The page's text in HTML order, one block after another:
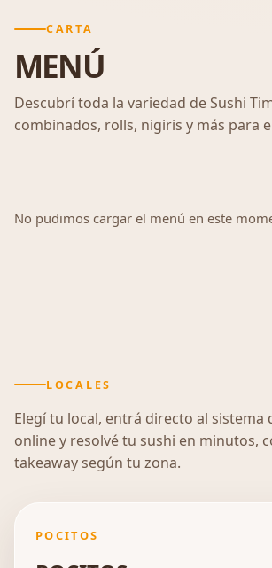
CARTA
MENÚ
Descubrí toda la variedad de Sushi
combinados, rolls, nigiris y más para
No pudimos cargar el menú en este
LOCALES
Elegí tu local, entrá directo al sistema
online y resolvé tu sushi en minutos,
takeaway según tu zona.
POCITOS